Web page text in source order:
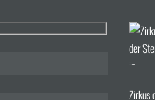
Zirkus